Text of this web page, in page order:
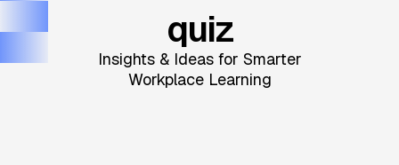
quiz
Insights & Ideas for Smarter
Workplace Learning